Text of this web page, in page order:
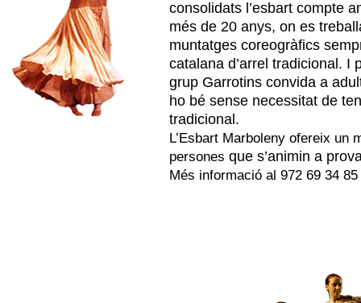
consolidats l’esbart compte
més de 20 anys, on es
muntatges coreogràfics
catalana d’arrel tradicional. I
grup Garrotins convida a
ho bé sense necessitat de
tradicional.
L’Esbart Marboleny ofereix un
persones que s’animin a
Més informació al 972 69 34